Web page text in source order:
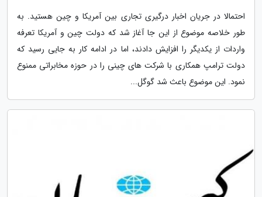
احتمالا در جریان اخبار درگیری تجاری بین آمریکا و چین هستید. به
طور خلاصه موضوع از این جا آغاز شد که دولت چین و آمریکا تعرفه
واردات از یکدیگر را افزایش دادند، اما در ادامه کار به جایی رسید که
دولت ترامپ همکاری با شرکت های چینی را در حوزه مخابراتی ممنوع
نمود. این موضوع باعث شد گوگل...